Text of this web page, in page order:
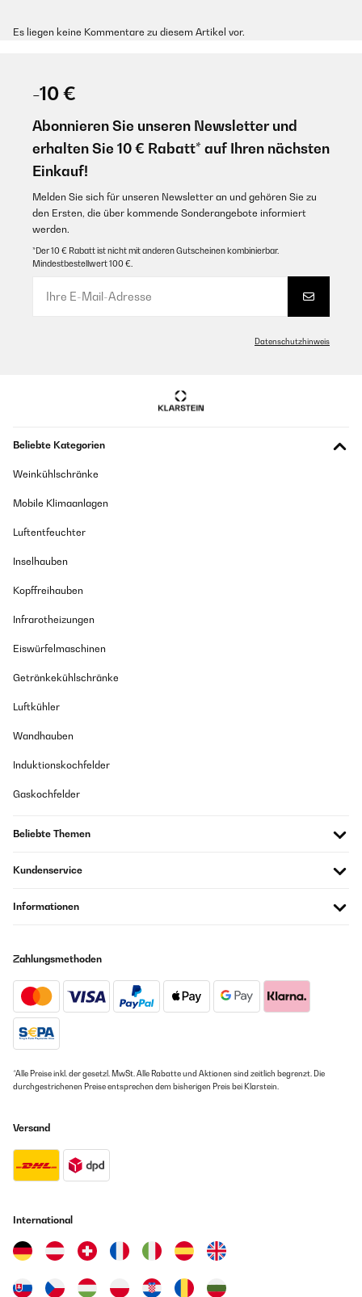
Es liegen keine Kommentare zu diesem Artikel vor.
-10 €
Abonnieren Sie unseren Newsletter und
erhalten Sie 10 € Rabatt* auf Ihren nächsten
Einkauf!
Melden Sie sich für unseren Newsletter an und gehören Sie zu
den Ersten, die über kommende Sonderangebote informiert
werden.
*Der 10 € Rabatt ist nicht mit anderen Gutscheinen kombinierbar.
Mindestbestellwert 100 €.
Datenschutzhinweis
Beliebte Kategorien
Weinkühlschränke
Mobile Klimaanlagen
Luftentfeuchter
Inselhauben
Kopffreihauben
Infrarotheizungen
Eiswürfelmaschinen
Getränkekühlschränke
Luftkühler
Wandhauben
Induktionskochfelder
Gaskochfelder
Beliebte Themen
Kundenservice
Informationen
Zahlungsmethoden
*Alle Preise inkl. der gesetzl. MwSt. Alle Rabatte und Aktionen sind zeitlich begrenzt. Die
durchgestrichenen Preise entsprechen dem bisherigen Preis bei Klarstein.
Versand
International